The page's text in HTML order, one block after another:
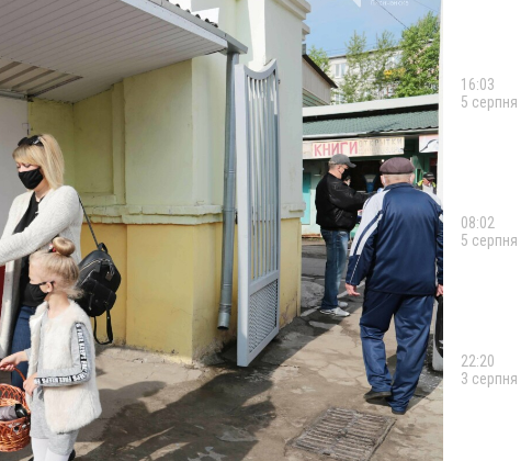
16:03
5 серпня
08:02
5 серпня
22:20
3 серпня